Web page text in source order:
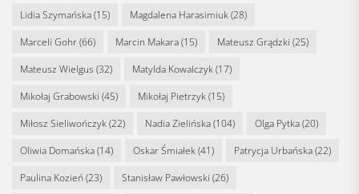
Lidia Szymańska(15) Magdalena Harasimiuk(28)
Marceli Gohr(66) Marcin Makara(15) Mateusz Grądzki (25)
Mateusz Wielgus (32) Matylda Kowalczyk(17)
Mikołaj Grabowski (45) Mikołaj Pietrzyk(15)
Miłosz Sieliwończyk(22) Nadia Zielińska(104) Olga Pytka(20)
Oliwia Domańska(14) Oskar Śmiałek(41) Patrycja Urbańska(22)
Paulina Kozień (23) Stanisław Pawłowski (26)